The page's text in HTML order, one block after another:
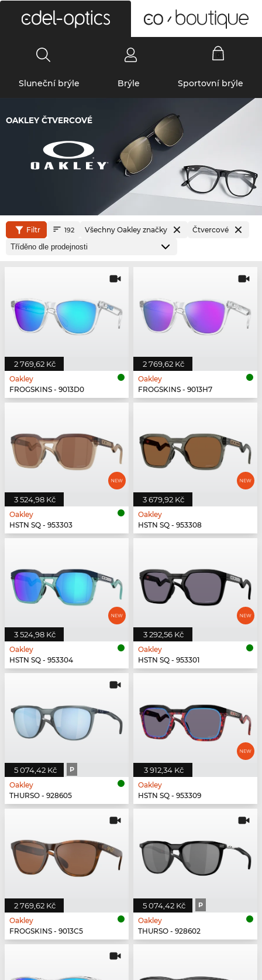
Sluneční brýle Brýle Sportovní brýle
OAKLEY ČTVERCOVÉ
Filtr 192 Všechny Oakley značky Čtvercové
2 769,62 Kč
Oakley
FROGSKINS - 9013D0
2 769,62 Kč
Oakley
FROGSKINS - 9013H7
3 524,98 Kč
Oakley
HSTN SQ - 953303
3 679,92 Kč
Oakley
HSTN SQ - 953308
3 524,98 Kč
Oakley
HSTN SQ - 953304
3 292,56 Kč
Oakley
HSTN SQ - 953301
5 074,42 Kč P
Oakley
THURSO - 928605
3 912,34 Kč
Oakley
HSTN SQ - 953309
2 769,62 Kč
Oakley
FROGSKINS - 9013C5
5 074,42 Kč P
Oakley
THURSO - 928602